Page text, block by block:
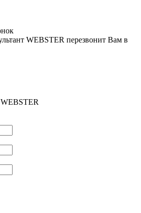
WEBSTER перезвонит Вам в